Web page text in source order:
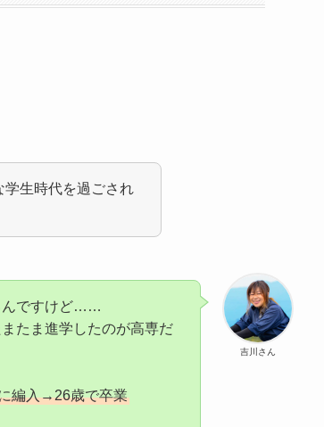
学生時代を過ごされ
吉川さん
んですけど……
たま進学したのが高専だ
編入→26歳で卒業